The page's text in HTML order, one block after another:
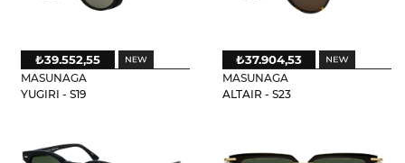
MASUNAGA
YUGIRI - S19
₺39.552,55
MASUNAGA
ALTAIR - S23
₺37.904,53